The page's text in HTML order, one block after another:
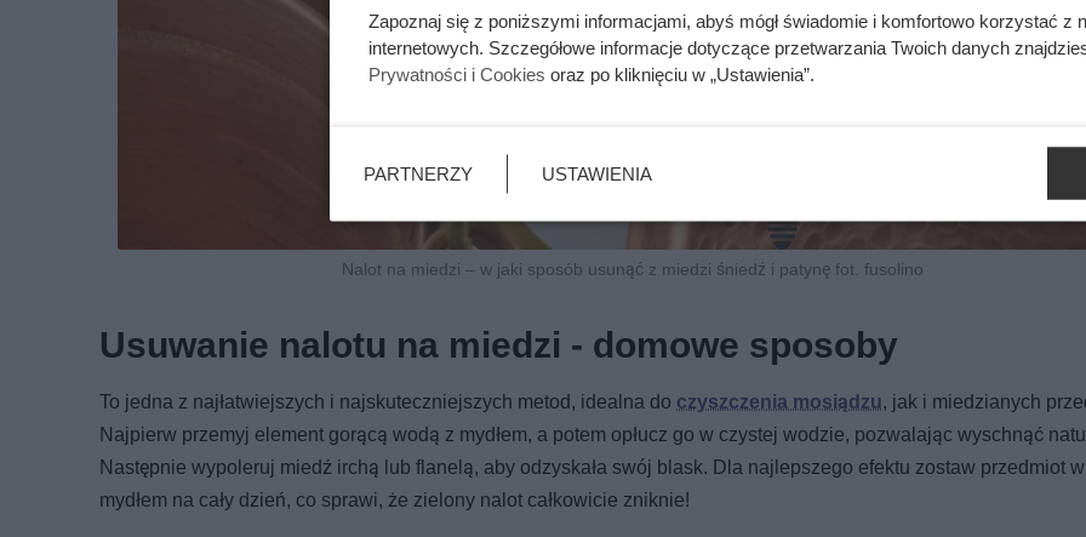
Nalot na miedzi – w jaki sposób usunąć z miedzi śniedź i patynę fot. fusolino
Usuwanie nalotu na miedzi - domowe sposoby
To jedna z najłatwiejszych i najskuteczniejszych metod, idealna do czyszczenia mosiądzu, jak i miedzianych
Najpierw przemyj element gorącą wodą z mydłem, a potem opłucz go w czystej wodzie, pozwalając wyschnąć
Następnie wypoleruj miedź irchą lub flanelą, aby odzyskała swój blask. Dla najlepszego efektu zostaw przedmiot
mydłem na cały dzień, co sprawi, że zielony nalot całkowicie zniknie!
Zapoznaj się z poniższymi informacjami, abyś mógł świadomie i komfortowo korzystać z
internetowych. Szczegółowe informacje dotyczące przetwarzania Twoich danych
Prywatności i Cookies oraz po kliknięciu w „Ustawienia”.
PARTNERZY USTAWIENIA